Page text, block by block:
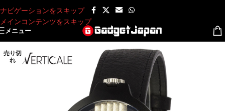
ナビゲーションをスキップ
メインコンテンツをスキップ
メニュー
売り切
れ